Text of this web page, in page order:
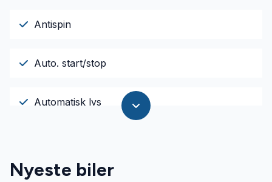
Antispin
Auto. start/stop
Automatisk lys
Bluetooth
Nyeste biler